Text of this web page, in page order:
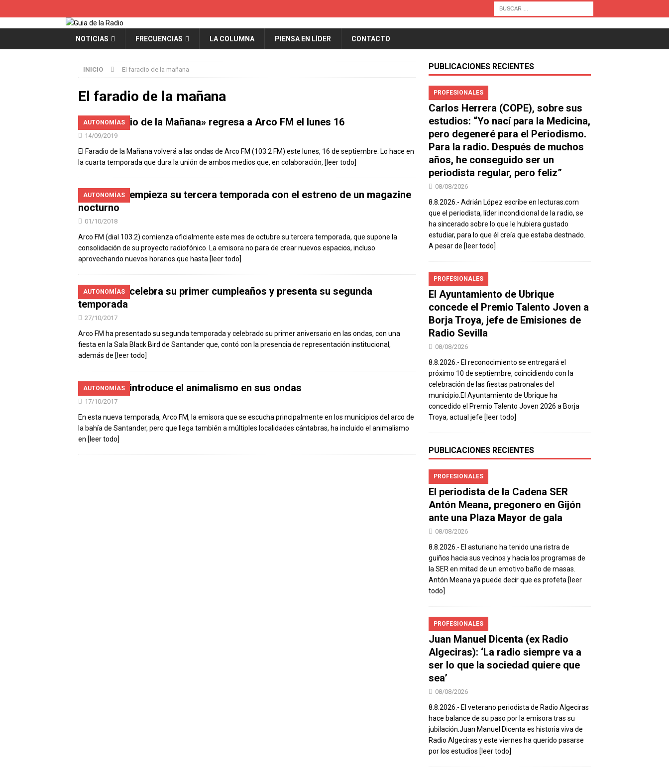
NOTICIAS FRECUENCIAS LA COLUMNA PIENSA EN LÍDER CONTACTO
INICIO El faradio de la mañana
El faradio de la mañana
AUTONOMÍAS
«El Faradio de la Mañana» regresa a Arco FM el lunes 16
14/09/2019
El Faradio de la Mañana volverá a las ondas de Arco FM (103.2 FM) este lunes, 16 de septiembre. Lo hace en
la cuarta temporada que dura la unión de ambos medios que, en colaboración, [leer todo]
AUTONOMÍAS
Arco FM empieza su tercera temporada con el estreno de un magazine
nocturno
01/10/2018
Arco FM (dial 103.2) comienza oficialmente este mes de octubre su tercera temporada, que supone la
consolidación de su proyecto radiofónico. La emisora no para de crear nuevos espacios, incluso
aprovechando nuevos horarios que hasta [leer todo]
AUTONOMÍAS
Arco FM celebra su primer cumpleaños y presenta su segunda
temporada
27/10/2017
Arco FM ha presentado su segunda temporada y celebrado su primer aniversario en las ondas, con una
fiesta en la Sala Black Bird de Santander que, contó con la presencia de representación institucional,
además de [leer todo]
AUTONOMÍAS
Arco FM introduce el animalismo en sus ondas
17/10/2017
En esta nueva temporada, Arco FM, la emisora que se escucha principalmente en los municipios del arco de
la bahía de Santander, pero que llega también a múltiples localidades cántabras, ha incluido el animalismo
en [leer todo]
PUBLICACIONES RECIENTES
PROFESIONALES
Carlos Herrera (COPE), sobre sus
estudios: “Yo nací para la Medicina,
pero degeneré para el Periodismo.
Para la radio. Después de muchos
años, he conseguido ser un
periodista regular, pero feliz”
08/08/2026
8.8.2026.- Adrián López escribe en lecturas.com
que el periodista, líder incondicional de la radio, se
ha sincerado sobre lo que le hubiera gustado
estudiar, para lo que él creía que estaba destnado.
A pesar de [leer todo]
PROFESIONALES
El Ayuntamiento de Ubrique
concede el Premio Talento Joven a
Borja Troya, jefe de Emisiones de
Radio Sevilla
08/08/2026
8.8.2026.- El reconocimiento se entregará el
próximo 10 de septiembre, coincidiendo con la
celebración de las fiestas patronales del
municipio.El Ayuntamiento de Ubrique ha
concedido el Premio Talento Joven 2026 a Borja
Troya, actual jefe [leer todo]
PUBLICACIONES RECIENTES
PROFESIONALES
El periodista de la Cadena SER
Antón Meana, pregonero en Gijón
ante una Plaza Mayor de gala
08/08/2026
8.8.2026.- El asturiano ha tenido una ristra de
guiños hacia sus vecinos y hacia los programas de
la SER en mitad de un emotivo baño de masas.
Antón Meana ya puede decir que es profeta [leer
todo]
PROFESIONALES
Juan Manuel Dicenta (ex Radio
Algeciras): ‘La radio siempre va a
ser lo que la sociedad quiere que
sea’
08/08/2026
8.8.2026.- El veterano periodista de Radio Algeciras
hace balance de su paso por la emisora tras su
jubilación.Juan Manuel Dicenta es historia viva de
Radio Algeciras y este viernes ha querido pasarse
por los estudios [leer todo]